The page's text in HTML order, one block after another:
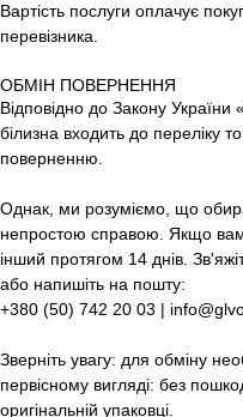
Вартість послуги оплачує
перевізника.
ОБМІН ПОВЕРНЕННЯ
Відповідно до Закону України
білизна входить до переліку
поверненню.
Однак, ми розуміємо, що
непростою справою. Якщо вам
інший протягом 14 днів.
або напишіть на пошту:
+380 (50) 742 20 03 |
Зверніть увагу: для обміну
первісному вигляді: без
оригінальній упаковці.